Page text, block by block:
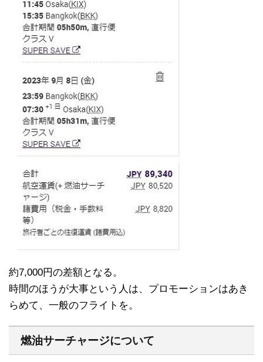
約7,000円の差額となる。
時間のほうが大事という人は、プロモーションはあき
らめて、一般のフライトを。
燃油サーチャージについて